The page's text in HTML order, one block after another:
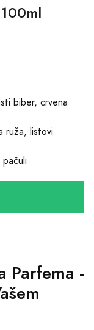
biber, crvena
ruža, listovi
Parfema -